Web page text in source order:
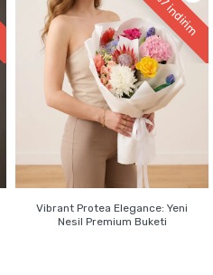
indirim
Vibrant Protea Elegance: Yeni
Nesil Premium Buketi